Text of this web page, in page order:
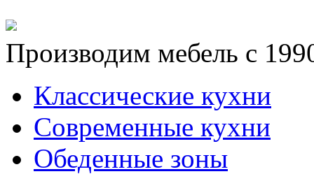
Производим мебель с
Классические кухни
Современные кухни
Обеденные зоны